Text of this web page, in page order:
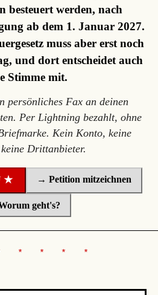
besteuert werden, nach
ab dem 1. Januar 2027.
muss aber erst noch
und dort entscheidet auch
Stimme mit.
persönliches Fax an deinen
Per Lightning bezahlt, ohne
Kein Konto, keine
Drittanbieter.
★ → Petition mitzeichnen
geht's?